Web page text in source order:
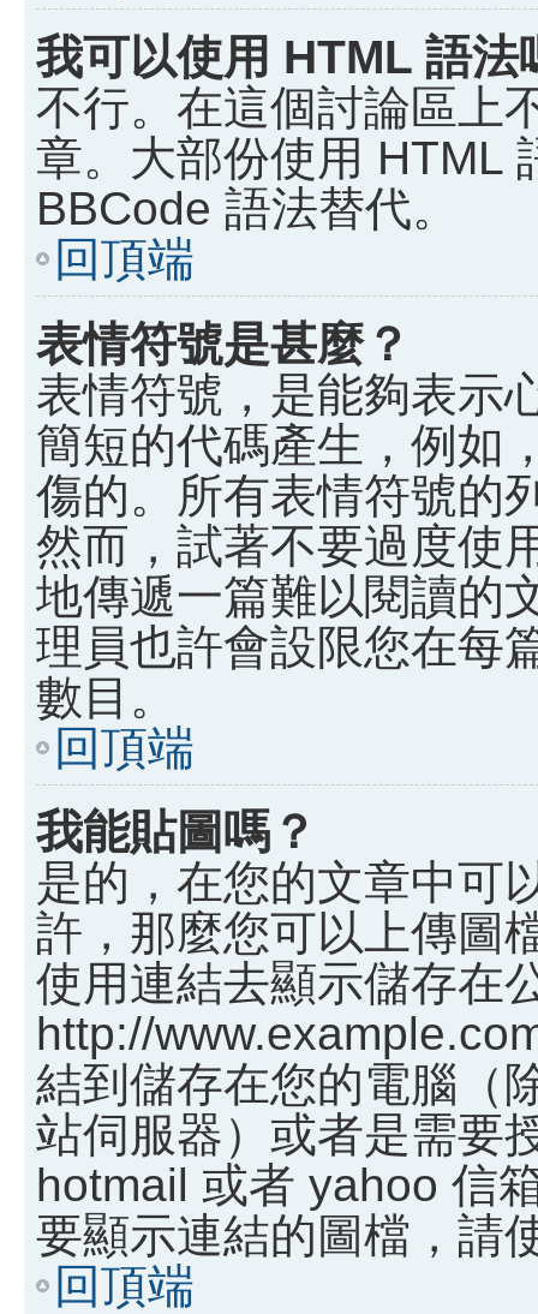
我可以使用 HTML 語法
不行。在這個討論區上
章。大部份使用 HTML
BBCode 語法替代。
回頂端
表情符號是甚麼？
表情符號，是能夠表示
簡短的代碼產生，例如
傷的。所有表情符號的
然而，試著不要過度使
地傳遞一篇難以閱讀的
理員也許會設限您在每
數目。
回頂端
我能貼圖嗎？
是的，在您的文章中可
許，那麼您可以上傳圖
使用連結去顯示儲存在
http://
結到儲存在您的電腦（
站伺服器）或者是需要
hotmail 或者 yahoo 信
要顯示連結的圖檔，請
回頂端